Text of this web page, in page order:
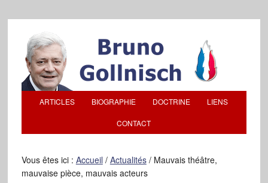
ARTICLES BIOGRAPHIE DOCTRINE LIENS
CONTACT
Vous êtes ici : Accueil / Actualités /Mauvais théâtre,
mauvaise pièce, mauvais acteurs